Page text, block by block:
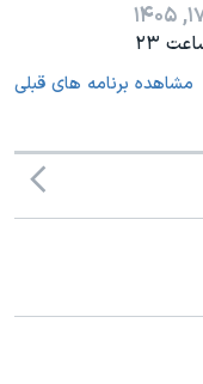
۲۳
مشاهده برنامه های قبلی